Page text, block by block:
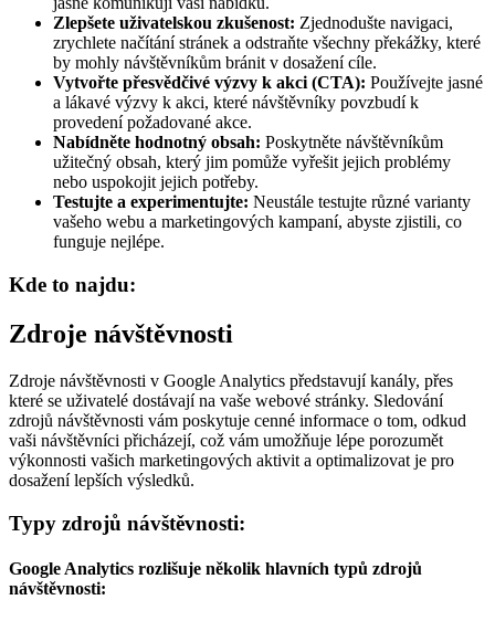
Zlepšete uživatelskou zkušenost: Zjednodušte navigaci,
zrychlete načítání stránek a odstraňte všechny překážky, které
by mohly návštěvníkům bránit v dosažení cíle.
Vytvořte přesvědčivé výzvy k akci (CTA): Používejte jasné
a lákavé výzvy k akci, které návštěvníky povzbudí k
provedení požadované akce.
Nabídněte hodnotný obsah: Poskytněte návštěvníkům
užitečný obsah, který jim pomůže vyřešit jejich problémy
nebo uspokojit jejich potřeby.
Testujte a experimentujte: Neustále testujte různé varianty
vašeho webu a marketingových kampaní, abyste zjistili, co
funguje nejlépe.
Kde to najdu:
Zdroje návštěvnosti
Zdroje návštěvnosti v Google Analytics představují kanály, přes
které se uživatelé dostávají na vaše webové stránky. Sledování
zdrojů návštěvnosti vám poskytuje cenné informace o tom, odkud
vaši návštěvníci přicházejí, což vám umožňuje lépe porozumět
výkonnosti vašich marketingových aktivit a optimalizovat je pro
dosažení lepších výsledků.
Typy zdrojů návštěvnosti:
Google Analytics rozlišuje několik hlavních typů zdrojů
návštěvnosti: